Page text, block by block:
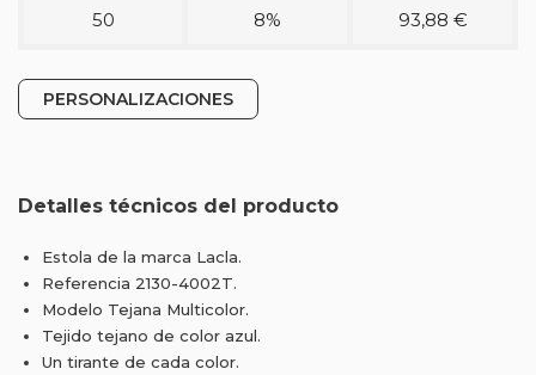
50 8% 93,88 €
PERSONALIZACIONES
Detalles técnicos del producto
Estola de la marca Lacla.
Referencia 2130-4002T.
Modelo Tejana Multicolor.
Tejido tejano de color azul.
Un tirante de cada color.